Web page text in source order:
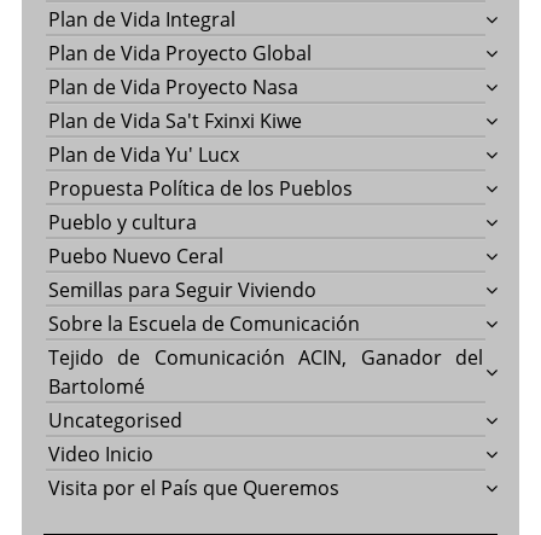
Plan de Vida Integral
Plan de Vida Proyecto Global
Plan de Vida Proyecto Nasa
Plan de Vida Sa't Fxinxi Kiwe
Plan de Vida Yu' Lucx
Propuesta Política de los Pueblos
Pueblo y cultura
Puebo Nuevo Ceral
Semillas para Seguir Viviendo
Sobre la Escuela de Comunicación
Tejido de Comunicación ACIN, Ganador del
Bartolomé
Uncategorised
Video Inicio
Visita por el País que Queremos